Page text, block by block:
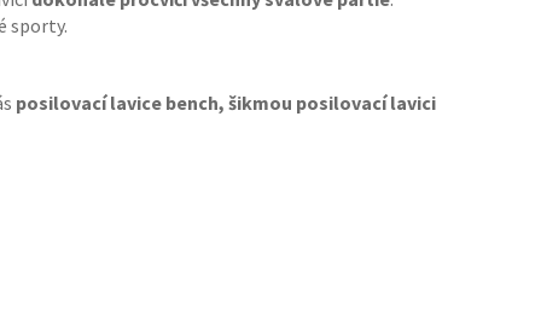
sporty.
posilovací lavice bench, šikmou posilovací lavici